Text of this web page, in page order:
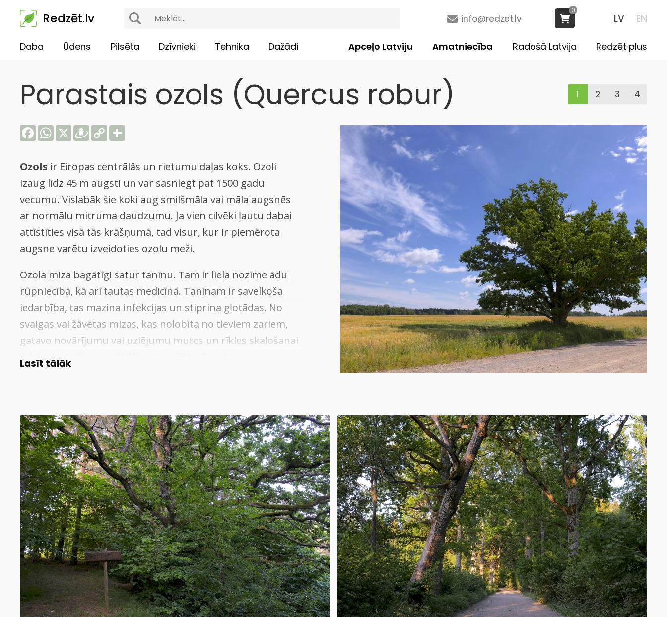
Redzēt.lv LV EN
info@redzet.lv
0
Daba Ūdens Pilsēta Dzīvnieki Tehnika Dažādi Redzēt plus
Radošā Latvija
Amatniecība
Apceļo Latviju
Parastais ozols (Quercus robur)
FacebookWhatsApp
X Draugiem
Copy
Link
Ozols ir Eiropas centrālās un rietumu daļas koks. Ozoli
izaug līdz 45 m augsti un var sasniegt pat 1500 gadu
vecumu. Vislabāk šie koki aug smilšmāla vai māla augsnēs
ar normālu mitruma daudzumu. Ja vien cilvēki ļautu dabai
attīstīties visā tās krāšņumā, tad visur, kur ir piemērota
augsne varētu izveidoties ozolu meži.
Ozola miza bagātīgi satur tanīnu. Tam ir liela nozīme ādu
rūpniecībā, kā arī tautas medicīnā. Tanīnam ir savelkoša
iedarbība, tas mazina infekcijas un stiprina gļotādas. No
svaigas vai žāvētas mizas, kas nolobīta no tieviem zariem,
gatavo novārījumu vai uzlējumu mutes un rīkles skalošanai
infekciju gadījumos. Uzlējums palīdz arī pret caureju.
iegūst silti brūnu krāsu, no satrupējušas koksnes – bronzas
krāsu, bet no lapām - pelēku vai smilškrāsu.
Avots: Niko Fermēlens “Derīgie augi – enciklopēdija”.
Parastais ozols (latīņu: Quercus robur) ir dižskābaržu
dzimtas ozolu ģints koku suga, vienīgā šīs ģints suga, kas
Latvijā aug savvaļā.Ir arī selekcionētas vairākas dekoratīvas
apstādījumu šķirnes. Parastais ozols izaug liels koks ar
vērtīgu koksni, augļi – rieksti (tautā saukti par zīlēm jeb
ozolzīlēm). Zīles senāk cilvēki izmantoja pārtikā (gatavoja
„ozolzīļu kafiju”), kā arī tās ir nozīmīgs barības avots
dažādiem dzīvniekiem.
Lasīt tālāk
1 2 3 4